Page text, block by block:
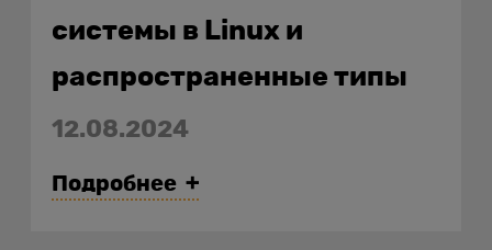
системы в Linux и
распространенные типы
12.08.2024
Подробнее